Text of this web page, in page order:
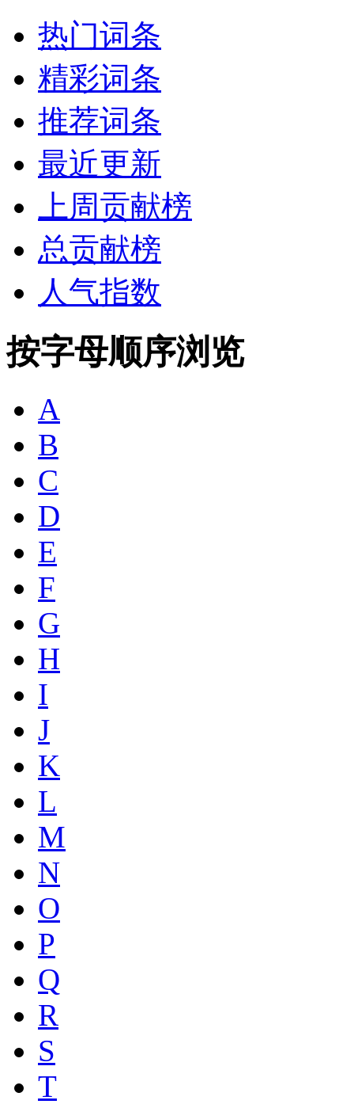
热门词条
精彩词条
推荐词条
最近更新
上周贡献榜
总贡献榜
人气指数
按字母顺序浏览
A
B
C
D
E
F
G
H
I
J
K
L
M
N
O
P
Q
R
S
T